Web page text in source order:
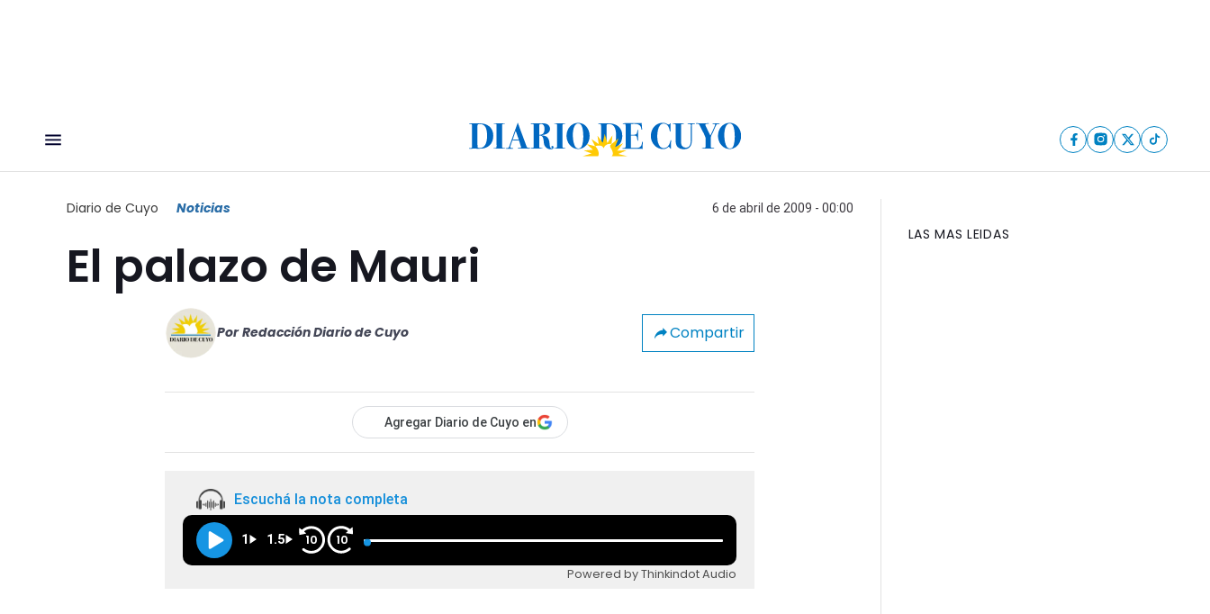
Diario de Cuyo Noticias 6 de abril de 2009 - 00:00
El palazo de Mauri
Por Redacción Diario de Cuyo Compartir
Agregar Diario de Cuyo en
Escuchá la nota completa
1 1.5 10 10
Powered by Thinkindot Audio
LAS MAS LEIDAS